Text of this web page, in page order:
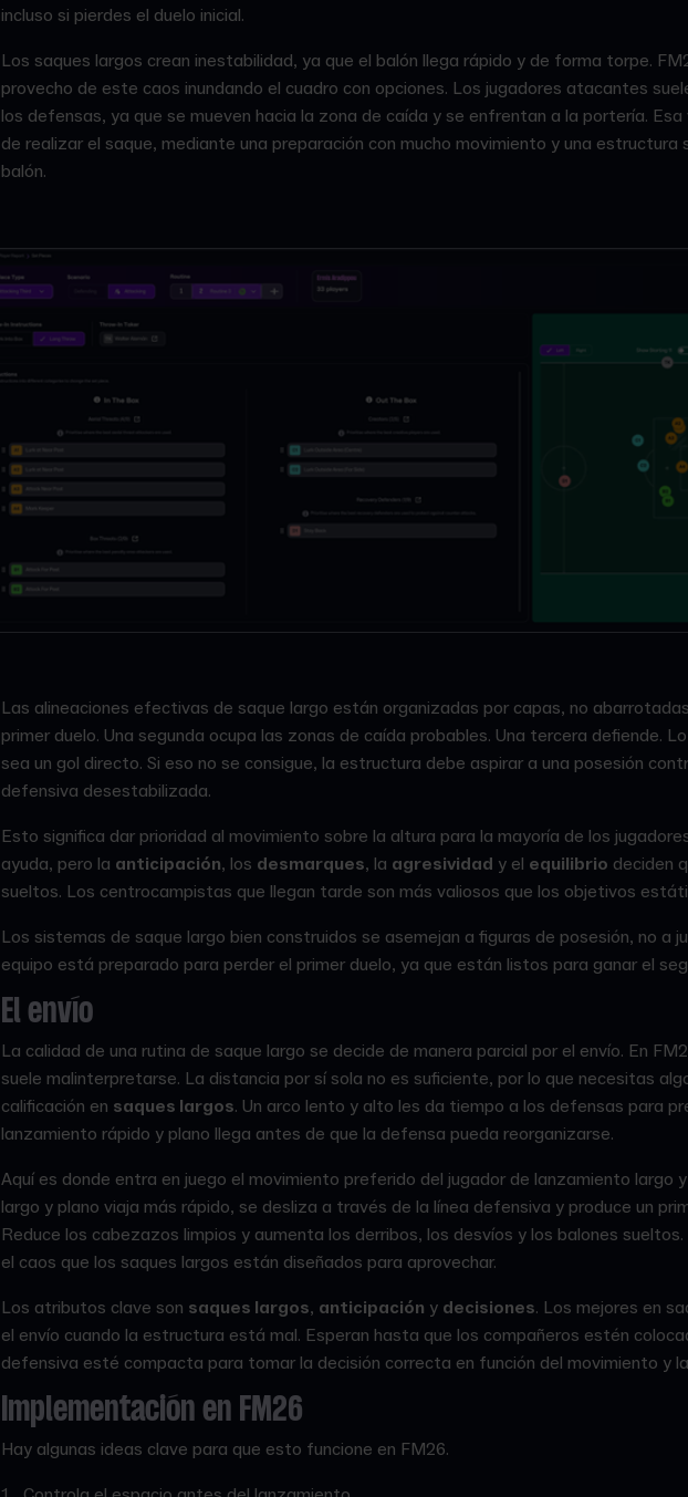
incluso si pierdes el duelo inicial.
Los saques largos crean inestabilidad, ya que el balón llega rápido y de forma torpe.
provecho de este caos inundando el cuadro con opciones. Los jugadores atacantes
los defensas, ya que se mueven hacia la zona de caída y se enfrentan a la portería.
de realizar el saque, mediante una preparación con mucho movimiento y una estructura
balón.
Las alineaciones efectivas de saque largo están organizadas por capas, no
primer duelo. Una segunda ocupa las zonas de caída probables. Una tercera defiende.
sea un gol directo. Si eso no se consigue, la estructura debe aspirar a una posesión
defensiva desestabilizada.
Esto significa dar prioridad al movimiento sobre la altura para la mayoría de los
ayuda, pero la anticipación, los desmarques, la agresividad y el equilibrio deciden
sueltos. Los centrocampistas que llegan tarde son más valiosos que los objetivos
Los sistemas de saque largo bien construidos se asemejan a figuras de posesión, no a
equipo está preparado para perder el primer duelo, ya que están listos para ganar el
El envío
La calidad de una rutina de saque largo se decide de manera parcial por el envío. En
suele malinterpretarse. La distancia por sí sola no es suficiente, por lo que necesitas
calificación en saques largos. Un arco lento y alto les da tiempo a los defensas para
lanzamiento rápido y plano llega antes de que la defensa pueda reorganizarse.
Aquí es donde entra en juego el movimiento preferido del jugador de lanzamiento largo
largo y plano viaja más rápido, se desliza a través de la línea defensiva y produce un
Reduce los cabezazos limpios y aumenta los derribos, los desvíos y los balones
el caos que los saques largos están diseñados para aprovechar.
Los atributos clave son saques largos, anticipación y decisiones. Los mejores en
el envío cuando la estructura está mal. Esperan hasta que los compañeros estén
defensiva esté compacta para tomar la decisión correcta en función del movimiento y
Implementación en FM26
Hay algunas ideas clave para que esto funcione en FM26.